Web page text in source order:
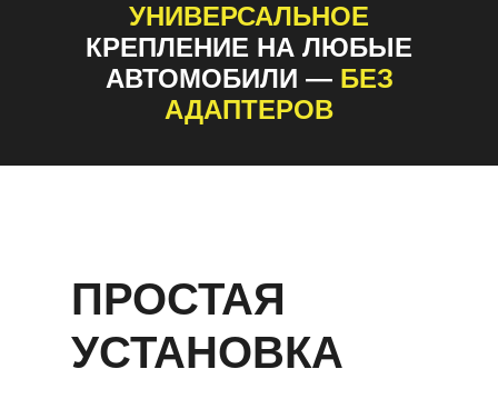
УНИВЕРСАЛЬНОЕ
КРЕПЛЕНИЕ НА ЛЮБЫЕ
АВТОМОБИЛИ — БЕЗ
АДАПТЕРОВ
ПРОСТАЯ
УСТАНОВКА